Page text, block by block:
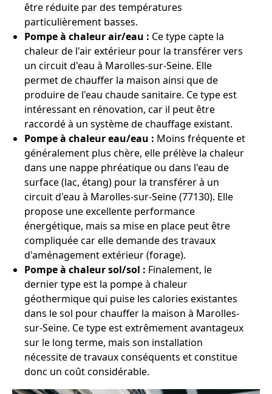
être réduite par des températures
particulièrement basses.
Pompe à chaleur air/eau : Ce type capte la
chaleur de l'air extérieur pour la transférer vers
un circuit d'eau à Marolles-sur-Seine. Elle
permet de chauffer la maison ainsi que de
produire de l'eau chaude sanitaire. Ce type est
intéressant en rénovation, car il peut être
raccordé à un système de chauffage existant.
Pompe à chaleur eau/eau : Moins fréquente et
généralement plus chère, elle prélève la chaleur
dans une nappe phréatique ou dans l'eau de
surface (lac, étang) pour la transférer à un
circuit d'eau à Marolles-sur-Seine (77130). Elle
propose une excellente performance
énergétique, mais sa mise en place peut être
compliquée car elle demande des travaux
d'aménagement extérieur (forage).
Pompe à chaleur sol/sol : Finalement, le
dernier type est la pompe à chaleur
géothermique qui puise les calories existantes
dans le sol pour chauffer la maison à Marolles-
sur-Seine. Ce type est extrêmement avantageux
sur le long terme, mais son installation
nécessite de travaux conséquents et constitue
donc un coût considérable.